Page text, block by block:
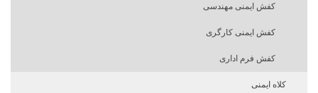
کفش ایمنی مهندسی
کفش ایمنی کارگری
کفش فرم اداری
کلاه ایمنی